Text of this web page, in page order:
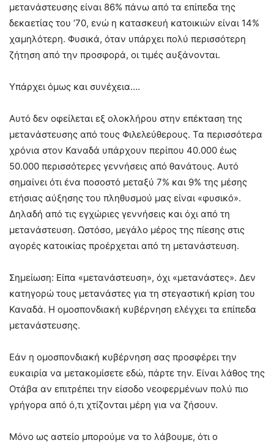
μετανάστευσης είναι 86% πάνω από τα επίπεδα της
δεκαετίας του ’70, ενώ η κατασκευή κατοικιών είναι 14%
χαμηλότερη. Φυσικά, όταν υπάρχει πολύ περισσότερη
ζήτηση από την προσφορά, οι τιμές αυξάνονται.
Υπάρχει όμως και συνέχεια….
Αυτό δεν οφείλεται εξ ολοκλήρου στην επέκταση της
μετανάστευσης από τους Φιλελεύθερους. Τα περισσότερα
χρόνια στον Καναδά υπάρχουν περίπου 40.000 έως
50.000 περισσότερες γεννήσεις από θανάτους. Αυτό
σημαίνει ότι ένα ποσοστό μεταξύ 7% και 9% της μέσης
ετήσιας αύξησης του πληθυσμού μας είναι «φυσικό».
Δηλαδή από τις εγχώριες γεννήσεις και όχι από τη
μετανάστευση. Ωστόσο, μεγάλο μέρος της πίεσης στις
αγορές κατοικίας προέρχεται από τη μετανάστευση.
Σημείωση: Είπα «μετανάστευση», όχι «μετανάστες». Δεν
κατηγορώ τους μετανάστες για τη στεγαστική κρίση του
Καναδά. Η ομοσπονδιακή κυβέρνηση ελέγχει τα επίπεδα
μετανάστευσης.
Εάν η ομοσπονδιακή κυβέρνηση σας προσφέρει την
ευκαιρία να μετακομίσετε εδώ, πάρτε την. Είναι λάθος της
Οτάβα αν επιτρέπει την είσοδο νεοφερμένων πολύ πιο
γρήγορα από ό,τι χτίζονται μέρη για να ζήσουν.
Μόνο ως αστείο μπορούμε να το λάβουμε, ότι ο